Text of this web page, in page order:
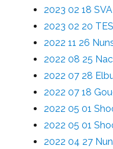
2023 02 18
2023 02 20
2022 11 26
2022 08 25
2022 07 28
2022 07 18
2022 05 01
2022 05 01
2022 04 27